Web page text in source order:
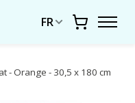
FR Chariot
- Orange - 30,5 x 180 cm